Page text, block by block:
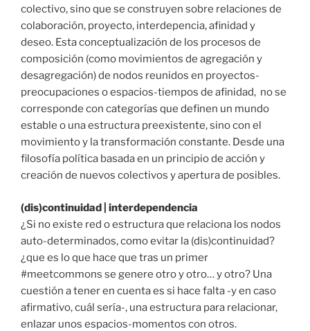
colectivo, sino que se construyen sobre relaciones de
colaboración, proyecto, interdepencia, afinidad y
deseo. Esta conceptualización de los procesos de
composición (como movimientos de agregación y
desagregación) de nodos reunidos en proyectos-
preocupaciones o espacios-tiempos de afinidad, no se
corresponde con categorías que definen un mundo
estable o una estructura preexistente, sino con el
movimiento y la transformación constante. Desde una
filosofía política basada en un principio de acción y
creación de nuevos colectivos y apertura de posibles.
(dis)continuidad | interdependencia
¿Si no existe red o estructura que relaciona los nodos
auto-determinados, como evitar la (dis)continuidad?
¿que es lo que hace que tras un primer
#meetcommons se genere otro y otro… y otro? Una
cuestión a tener en cuenta es si hace falta -y en caso
afirmativo, cuál sería-, una estructura para relacionar,
enlazar unos espacios-momentos con otros.